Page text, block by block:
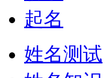
起名
姓名测试